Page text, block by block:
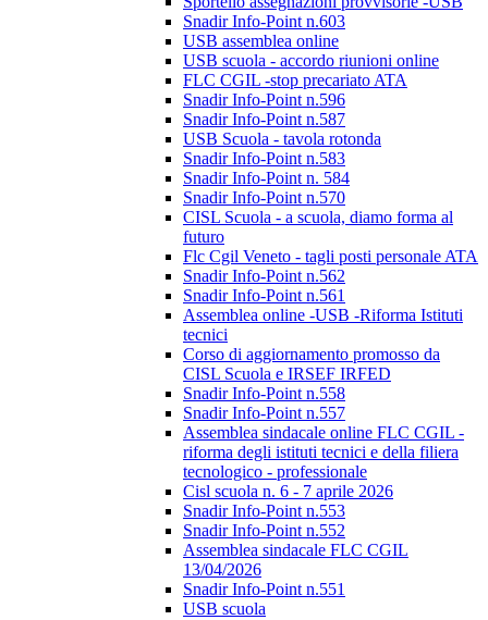
Snadir Info-Point n.603
USB assemblea online
USB scuola - accordo riunioni online
FLC CGIL -stop precariato ATA
Snadir Info-Point n.596
Snadir Info-Point n.587
USB Scuola - tavola rotonda
Snadir Info-Point n.583
Snadir Info-Point n. 584
Snadir Info-Point n.570
CISL Scuola - a scuola, diamo forma al
futuro
Flc Cgil Veneto - tagli posti personale ATA
Snadir Info-Point n.562
Snadir Info-Point n.561
Assemblea online -USB -Riforma Istituti
tecnici
Corso di aggiornamento promosso da
CISL Scuola e IRSEF IRFED
Snadir Info-Point n.558
Snadir Info-Point n.557
Assemblea sindacale online FLC CGIL -
riforma degli istituti tecnici e della filiera
tecnologico - professionale
Cisl scuola n. 6 - 7 aprile 2026
Snadir Info-Point n.553
Snadir Info-Point n.552
Assemblea sindacale FLC CGIL
13/04/2026
Snadir Info-Point n.551
USB scuola